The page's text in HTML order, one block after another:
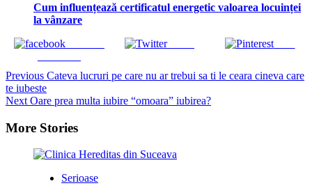
Cum influențează certificatul energetic valoarea locuinței
la vânzare
Tweet Save
Continue
Reading
Previous Cateva lucruri pe care nu ar trebui sa ti le ceara cineva care
te iubeste
Next Oare prea multa iubire “omoara” iubirea?
More Stories
Serioase